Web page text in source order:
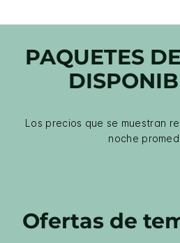
PAQUETES
Los precios que se muestran
noche
Ofertas de